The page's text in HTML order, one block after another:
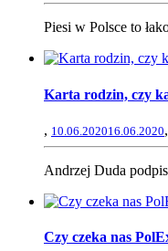
Piesi w Polsce to
Karta rodzin, czy
, 10.06.202016.06.2020,
Andrzej Duda
Czy czeka nas